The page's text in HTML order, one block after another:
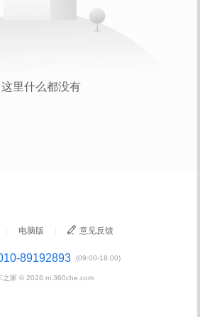
电脑版 意见反馈
89192893 (09:00-18:00)
之家 © 2026 m.360che.com